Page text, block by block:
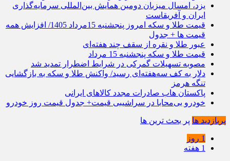
یزد، امسال میزبان دومین همایش بین‌المللی سرمایه‌گذاری
ایران و آفریقاست
قیمت طلا و سکه امروز پنجشنبه 15مرداد 1405/ افزایش همه
قیمت ها + جدول
عبور طلا و نقره از سقف چند هفته‌ای
قیمت طلا و سکه پنجشنبه 15 مرداد
مصوبه تسهیلات گمرکی در شرایط اضطرار تمدید شد
دلار به کف سه‌هفته‌ای رسید/ واکنش طلا و سکه به بازگشایی
تنگه هرمز
پاکستان هاب صادرات مجدد کالاهای ایرانی
خودرو بی‌محابا در سراشیبی قیمت+ جدول قیمت روز خودرو
پربازدید ها پر بحث ترین ها
1 روز
1 هفته